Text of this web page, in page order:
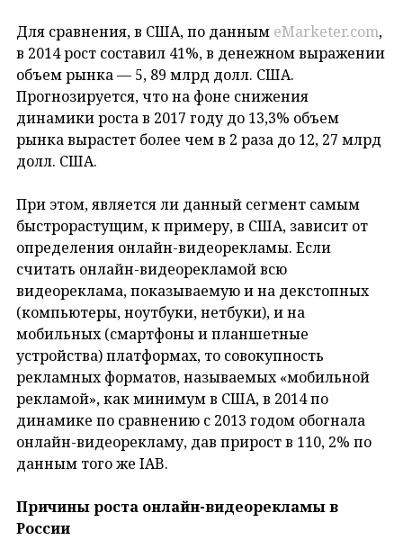
Для сравнения, в США, по данным eMarketer.com,
в 2014 рост составил 41%, в денежном выражении
объем рынка — 5, 89 млрд долл. США.
Прогнозируется, что на фоне снижения
динамики роста в 2017 году до 13,3% объем
рынка вырастет более чем в 2 раза до 12, 27 млрд
долл. США.
При этом, является ли данный сегмент самым
быстрорастущим, к примеру, в США, зависит от
определения онлайн-видеорекламы. Если
считать онлайн-видеорекламой всю
видеореклама, показываемую и на декстопных
(компьютеры, ноутбуки, нетбуки), и на
мобильных (смартфоны и планшетные
устройства) платформах, то совокупность
рекламных форматов, называемых «мобильной
рекламой», как минимум в США, в 2014 по
динамике по сравнению с 2013 годом обогнала
онлайн-видеорекламу, дав прирост в 110, 2% по
данным того же IAB.
Причины роста онлайн-видеорекламы в
России